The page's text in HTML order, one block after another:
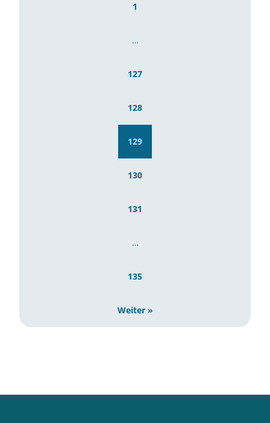
1
…
127
128
129
130
131
…
135
Weiter »